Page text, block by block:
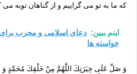
كه ما به تو مى ‏گراييم و از گناهان توبه مى‏
اینم ببین: دعای اسلامی و مجرب
خواسته ها
وَ صَلِّ عَلَى خِيَرَتِكَ اللَّهُمَّ مِنْ خَلْقِكَ مُحَمَّدٍ وَ